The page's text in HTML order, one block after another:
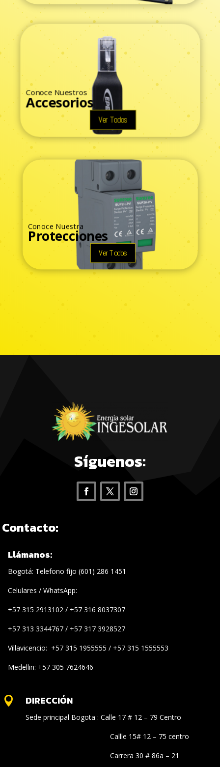
Conoce Nuestros
Accesorios
Ver Todos
Conoce Nuestra
Protecciones
Ver Todos
Síguenos:
Contacto:
Llámanos:
Bogotá: Telefono fijo (601) 286 1451
Celulares / WhatsApp:
+57 315 2913102 / +57 316 8037307
+57 313 3344767 / +57 317 3928527
Villavicencio: +57 315 1955555 / +57 315 1555553
Medellin: +57 305 7624646
 DIRECCIÓN
Sede principal Bogota : Calle 17 # 12 – 79 Centro
Callle 15# 12 – 75 centro
Carrera 30 # 86a – 21